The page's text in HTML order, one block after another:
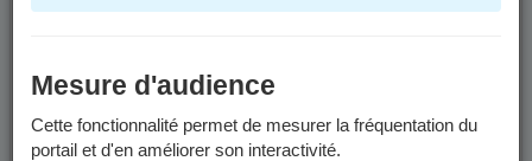
Vous possédez un compte :
Si vous avez au moins un enfant actuellement
Mesure d'audience
Cette fonctionnalité permet de mesurer la fréquentation du
portail et d'en améliorer son interactivité.